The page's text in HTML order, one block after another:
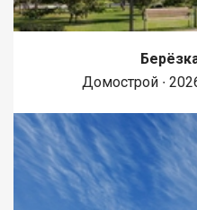
Домострой ∙